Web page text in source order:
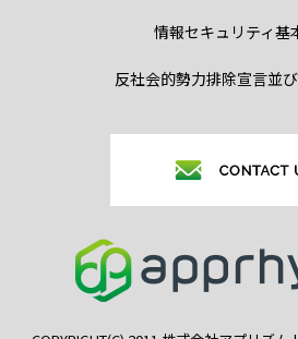
情報セキュリティ基
反社会的勢力排除宣言並